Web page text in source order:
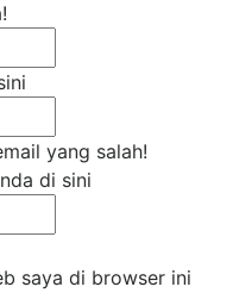
yang salah!
di sini
saya di browser ini